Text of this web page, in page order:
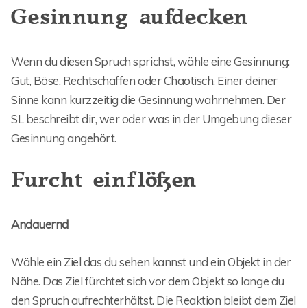
Gesinnung aufdecken
Wenn du diesen Spruch sprichst, wähle eine Gesinnung:
Gut, Böse, Rechtschaffen oder Chaotisch. Einer deiner
Sinne kann kurzzeitig die Gesinnung wahrnehmen. Der
SL beschreibt dir, wer oder was in der Umgebung dieser
Gesinnung angehört.
Furcht einflößen
Andauernd
Wähle ein Ziel das du sehen kannst und ein Objekt in der
Nähe. Das Ziel fürchtet sich vor dem Objekt so lange du
den Spruch aufrechterhältst. Die Reaktion bleibt dem Ziel